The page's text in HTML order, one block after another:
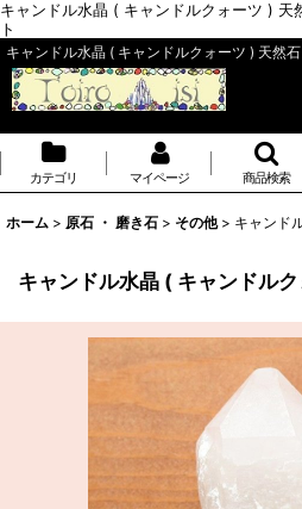
キャンドル水晶 ( キャンドルクォーツ ) 天
ト
キャンドル水晶 ( キャンドルクォーツ ) 天然
カテゴリ マイページ 商品検索
ホーム > 原石 ・ 磨き石 > その他 > キャンド
キャンドル水晶 ( キャンドル